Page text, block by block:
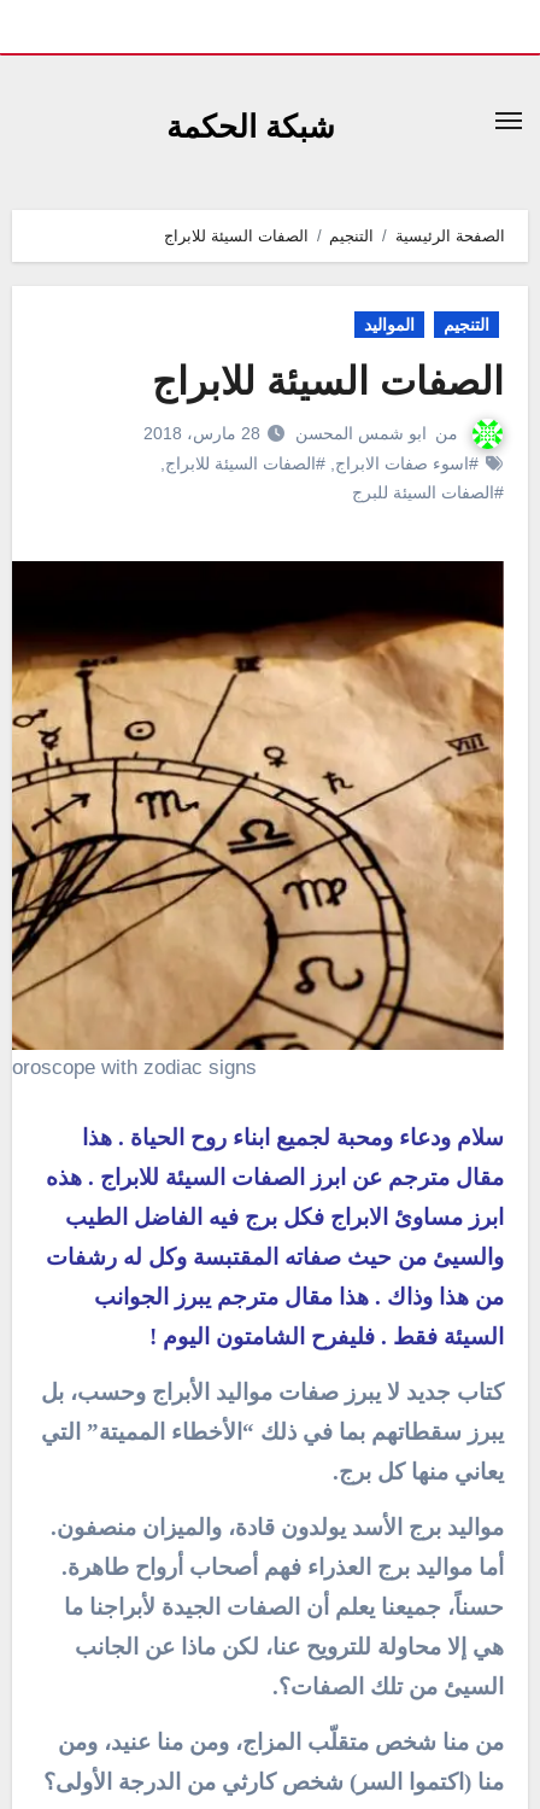
شبكة الحكمة
الصفحة الرئيسية التنجيم الصفات السيئة للابراج
التنجيم المواليد
الصفات السيئة للابراج
من ابو شمس المحسن
28 مارس، 2018
#اسوء صفات الابراج, #الصفات السيئة للابراج,
#الصفات السيئة للبرج
with zodiac signs
سلام ودعاء ومحبة لجميع ابناء روح الحياة . هذا
مقال مترجم عن ابرز الصفات السيئة للابراج . هذه
ابرز مساوئ الابراج فكل برج فيه الفاضل الطيب
والسيئ من حيث صفاته المقتبسة وكل له رشفات
من هذا وذاك . هذا مقال مترجم يبرز الجوانب
السيئة فقط . فليفرح الشامتون اليوم !
كتاب جديد لا يبرز صفات مواليد الأبراج وحسب، بل
يبرز سقطاتهم بما في ذلك “الأخطاء المميتة” التي
يعاني منها كل برج.
مواليد برج الأسد يولدون قادة، والميزان منصفون.
أما مواليد برج العذراء فهم أصحاب أرواح طاهرة.
حسناً، جميعنا يعلم أن الصفات الجيدة لأبراجنا ما
هي إلا محاولة للترويح عنا، لكن ماذا عن الجانب
السيئ من تلك الصفات؟.
من منا شخص متقلّب المزاج، ومن منا عنيد، ومن
منا (اكتموا السر) شخص كارثي من الدرجة الأولى؟